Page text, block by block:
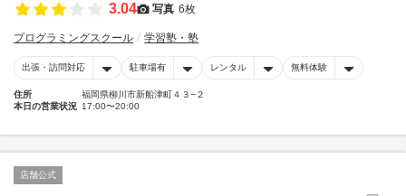
3.04 写真 6枚
プログラミングスクール 学習塾・塾
出張・訪問対応 駐車場有 レンタル 無料体験
住所
福岡県柳川市新船津町４３−２
本日の営業状況 17:00〜20:00
店舗公式